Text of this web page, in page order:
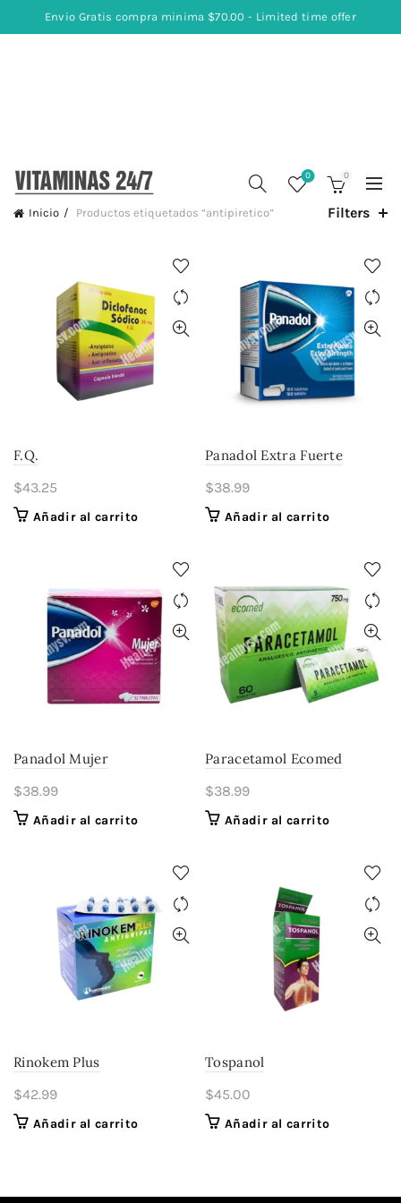
Envio Gratis compra minima $70.00 - Limited time offer
0 0
Inicio Productos etiquetados “antipiretico” Filters
F.Q.
$43.25
Añadir al carrito
Panadol Extra Fuerte
$38.99
Añadir al carrito
Panadol Mujer
$38.99
Añadir al carrito
Paracetamol Ecomed
$38.99
Añadir al carrito
Rinokem Plus
$42.99
Añadir al carrito
Tospanol
$45.00
Añadir al carrito